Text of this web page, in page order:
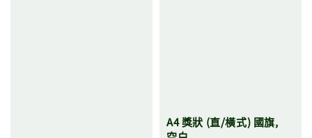
A4 獎狀 (直/橫式) 國旗,